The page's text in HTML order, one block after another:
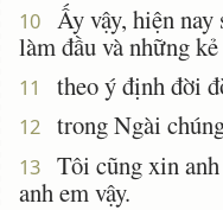
10
Ấy vậy, hiện
làm đầu và những
11 theo ý định đời
12 trong Ngài
13
Tôi cũng xin
anh em vậy.